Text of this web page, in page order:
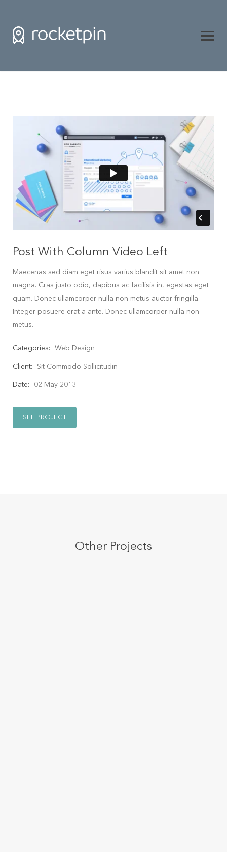
Post With Column Video Left
Maecenas sed diam eget risus varius blandit sit amet non
magna. Cras justo odio, dapibus ac facilisis in, egestas eget
quam. Donec ullamcorper nulla non metus auctor fringilla.
Integer posuere erat a ante. Donec ullamcorper nulla non
metus.
Categories: Web Design
Client: Sit Commodo Sollicitudin
Date: 02 May 2013
SEE PROJECT
Other Projects